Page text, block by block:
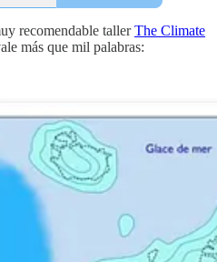
recomendable tallerThe Climate
más que mil palabras: